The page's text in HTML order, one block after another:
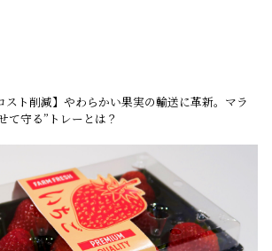
スト削減】やわらかい果実の輸送に革新。マラ
て守る”トレーとは？